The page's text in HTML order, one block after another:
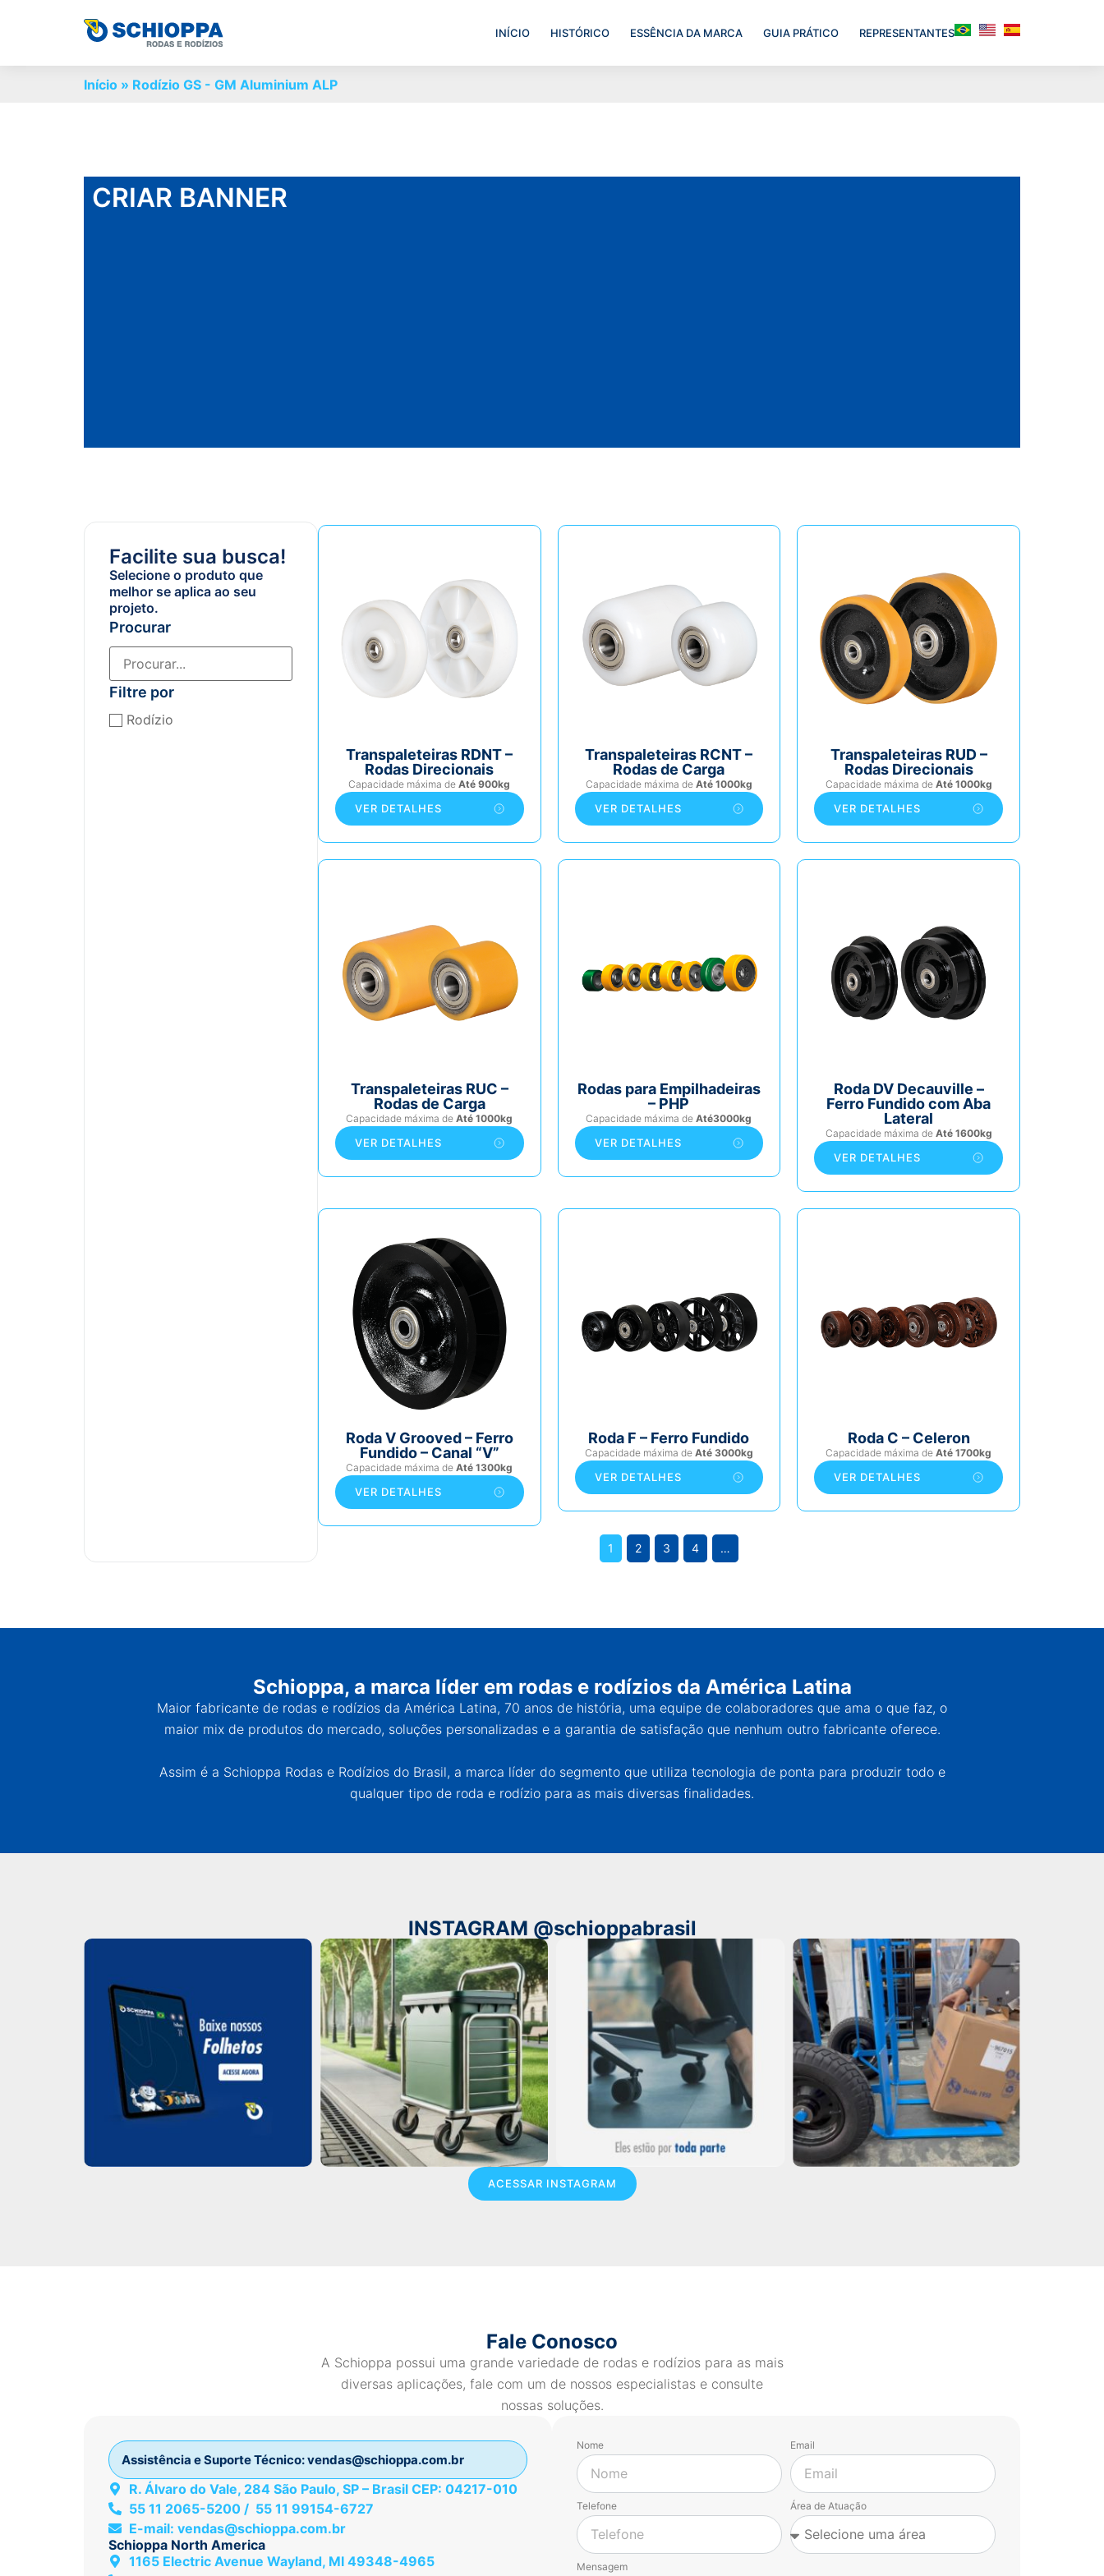
INÍCIO HISTÓRICO ESSÊNCIA DA MARCA GUIA PRÁTICO REPRESENTANTES
Início » Rodízio GS - GM Aluminium ALP
CRIAR BANNER
Facilite sua busca!
Selecione o produto que
melhor se aplica ao seu
projeto.
Procurar
Filtre por
Rodízio
Transpaleteiras RDNT –
Rodas Direcionais
Capacidade máxima deAté 900kg
VER DETALHES
Transpaleteiras RCNT –
Rodas de Carga
Capacidade máxima de Até 1000kg
VER DETALHES
Transpaleteiras RUD –
Rodas Direcionais
Capacidade máxima de Até 1000kg
VER DETALHES
Transpaleteiras RUC –
Rodas de Carga
Capacidade máxima deAté 1000kg
VER DETALHES
Rodas para Empilhadeiras
– PHP
Capacidade máxima deAté3000kg
VER DETALHES
Roda DV Decauville –
Ferro Fundido com Aba
Lateral
Capacidade máxima de Até 1600kg
VER DETALHES
Roda V Grooved – Ferro
Fundido – Canal “V”
Capacidade máxima deAté 1300kg
VER DETALHES
Roda F – Ferro Fundido
Capacidade máxima de Até 3000kg
VER DETALHES
Roda C – Celeron
Capacidade máxima deAté 1700kg
VER DETALHES
1 2 3 4 …
Schioppa, a marca líder em rodas e rodízios da América Latina
Maior fabricante de rodas e rodízios da América Latina, 70 anos de história, uma equipe de colaboradores que ama o que faz, o
maior mix de produtos do mercado, soluções personalizadas e a garantia de satisfação que nenhum outro fabricante oferece.
Assim é a Schioppa Rodas e Rodízios do Brasil, a marca líder do segmento que utiliza tecnologia de ponta para produzir todo e
qualquer tipo de roda e rodízio para as mais diversas finalidades.
INSTAGRAM @schioppabrasil
ACESSAR INSTAGRAM
Fale Conosco
A Schioppa possui uma grande variedade de rodas e rodízios para as mais
diversas aplicações, fale com um de nossos especialistas e consulte
nossas soluções.
Assistência e Suporte Técnico:vendas@schioppa.com.br
R. Álvaro do Vale, 284 São Paulo, SP – Brasil CEP: 04217-010
55 11 2065-5200 / 55 11 99154-6727
E-mail: vendas@schioppa.com.br
Schioppa North America
1165 Electric Avenue Wayland, MI 49348-4965
Nome Email
Telefone Área de Atuação
Mensagem